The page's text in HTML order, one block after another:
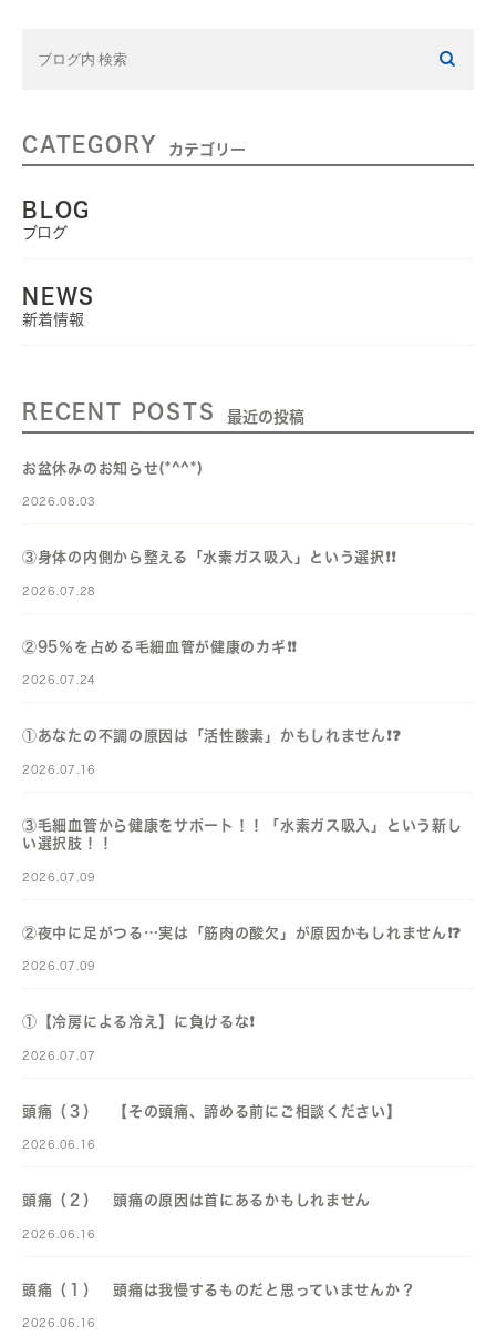
CATEGORY カテゴリー
BLOG
ブログ
NEWS
新着情報
RECENT POSTS 最近の投稿
お盆休みのお知らせ(*^^*)
2026.08.03
③身体の内側から整える「水素ガス吸入」という選択❗️❗️
2026.07.28
②95％を占める毛細血管が健康のカギ❗️❗️
2026.07.24
①あなたの不調の原因は「活性酸素」かもしれません❗️❓️
2026.07.16
③毛細血管から健康をサポート！！「水素ガス吸入」という新し
い選択肢！！
2026.07.09
②夜中に足がつる…実は「筋肉の酸欠」が原因かもしれません❗️❓️
2026.07.09
①【冷房による冷え】に負けるな❗️
2026.07.07
頭痛（３） 【その頭痛、諦める前にご相談ください】
2026.06.16
頭痛（２） 頭痛の原因は首にあるかもしれません
2026.06.16
頭痛（１） 頭痛は我慢するものだと思っていませんか？
2026.06.16